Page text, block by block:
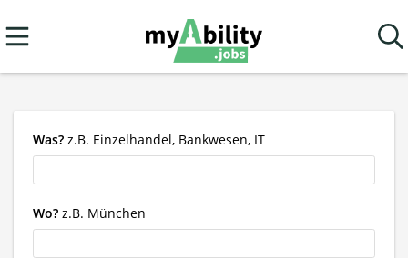
Was? z.B. Einzelhandel, Bankwesen, IT
Wo? z.B. München